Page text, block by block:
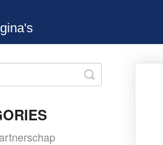
Toggle
Search